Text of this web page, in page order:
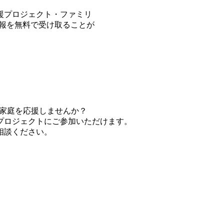
ロジェクト・ファミリ
を無料で受け取ることが
庭を応援しませんか？
ジェクトにご参加いただけます。
ください。